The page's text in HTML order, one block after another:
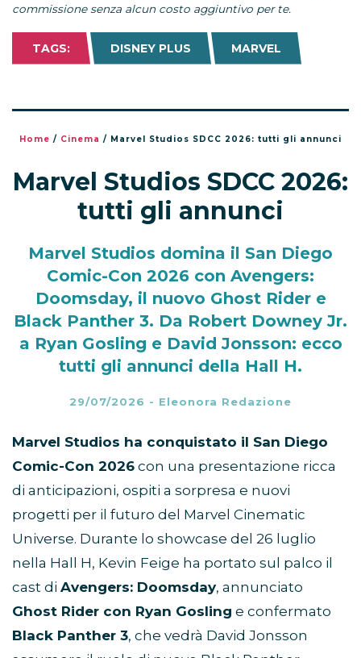
commissione senza alcun costo aggiuntivo per te.
TAGS: DISNEY PLUS MARVEL
Home / Cinema / Marvel Studios SDCC 2026: tutti gli annunci
Marvel Studios SDCC 2026:
tutti gli annunci
Marvel Studios domina il San Diego
Comic-Con 2026 con Avengers:
Doomsday, il nuovo Ghost Rider e
Black Panther 3. Da Robert Downey Jr.
a Ryan Gosling e David Jonsson: ecco
tutti gli annunci della Hall H.
29/07/2026 - Eleonora Redazione
Marvel Studios ha conquistato il San Diego
Comic-Con 2026 con una presentazione ricca
di anticipazioni, ospiti a sorpresa e nuovi
progetti per il futuro del Marvel Cinematic
Universe. Durante lo showcase del 26 luglio
nella Hall H, Kevin Feige ha portato sul palco il
cast di Avengers: Doomsday, annunciato
Ghost Rider con Ryan Gosling e confermato
Black Panther 3, che vedrà David Jonsson